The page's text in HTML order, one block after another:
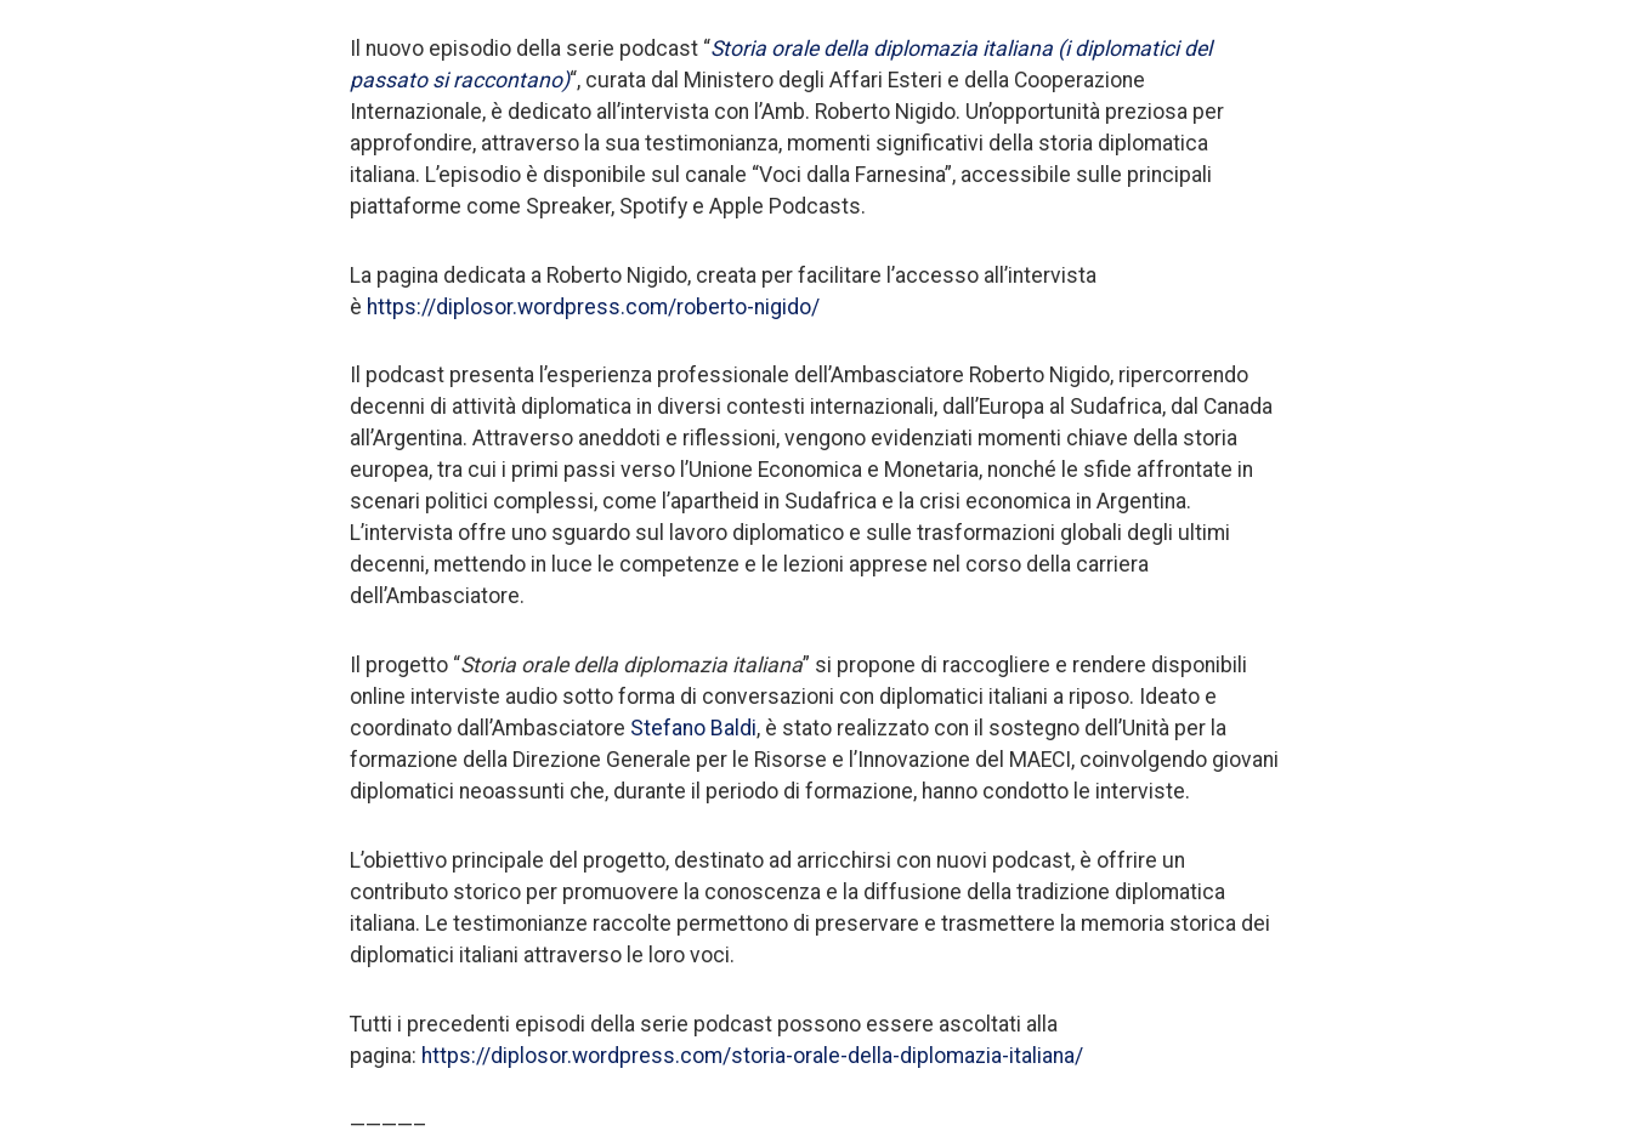
Il nuovo episodio della serie podcast “Storia orale della diplomazia italiana (i diplomatici del
passato si raccontano)“, curata dal Ministero degli Affari Esteri e della Cooperazione
Internazionale, è dedicato all’intervista con l’Amb. Roberto Nigido. Un’opportunità preziosa per
approfondire, attraverso la sua testimonianza, momenti significativi della storia diplomatica
italiana. L’episodio è disponibile sul canale “Voci dalla Farnesina”, accessibile sulle principali
piattaforme come Spreaker, Spotify e Apple Podcasts.
La pagina dedicata a Roberto Nigido, creata per facilitare l’accesso all’intervista
è https://diplosor.wordpress.com/roberto-nigido/
Il podcast presenta l’esperienza professionale dell’Ambasciatore Roberto Nigido, ripercorrendo
decenni di attività diplomatica in diversi contesti internazionali, dall’Europa al Sudafrica, dal Canada
all’Argentina. Attraverso aneddoti e riflessioni, vengono evidenziati momenti chiave della storia
europea, tra cui i primi passi verso l’Unione Economica e Monetaria, nonché le sfide affrontate in
scenari politici complessi, come l’apartheid in Sudafrica e la crisi economica in Argentina.
L’intervista offre uno sguardo sul lavoro diplomatico e sulle trasformazioni globali degli ultimi
decenni, mettendo in luce le competenze e le lezioni apprese nel corso della carriera
dell’Ambasciatore.
Il progetto “Storia orale della diplomazia italiana” si propone di raccogliere e rendere disponibili
online interviste audio sotto forma di conversazioni con diplomatici italiani a riposo. Ideato e
coordinato dall’Ambasciatore Stefano Baldi, è stato realizzato con il sostegno dell’Unità per la
formazione della Direzione Generale per le Risorse e l’Innovazione del MAECI, coinvolgendo giovani
diplomatici neoassunti che, durante il periodo di formazione, hanno condotto le interviste.
L’obiettivo principale del progetto, destinato ad arricchirsi con nuovi podcast, è offrire un
contributo storico per promuovere la conoscenza e la diffusione della tradizione diplomatica
italiana. Le testimonianze raccolte permettono di preservare e trasmettere la memoria storica dei
diplomatici italiani attraverso le loro voci.
Tutti i precedenti episodi della serie podcast possono essere ascoltati alla
pagina: https://diplosor.wordpress.com/storia-orale-della-diplomazia-italiana/
————–